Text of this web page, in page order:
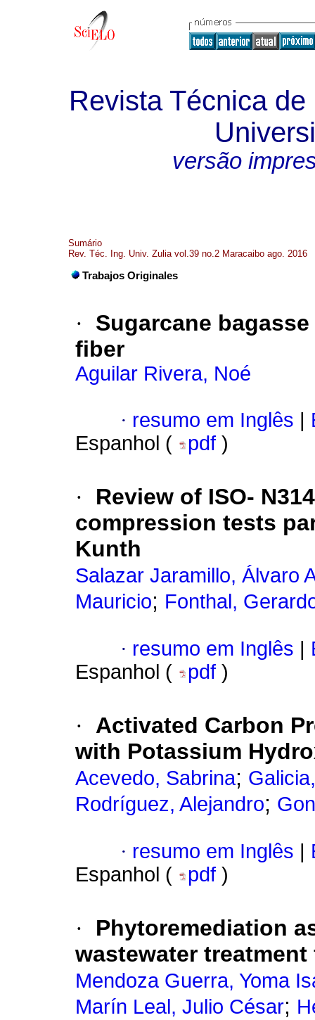
Revista Técnica
versão
Sumário
Rev. Téc. Ing. Univ. Zulia vol.39 no.2 Maracaibo ago. 2016
Trabajos Originales
·
Sugarcane
fiber
Aguilar Rivera, Noé
· resumo em Inglês
Espanhol (
pdf )
·
Review of ISO-
compression tests
Kunth
Salazar Jaramillo, Álvaro
Mauricio; Fonthal,
· resumo em Inglês
Espanhol (
pdf )
·
Activated Carbon
with Potassium
Acevedo, Sabrina;
Rodríguez, Alejandro;
· resumo em Inglês
Espanhol (
pdf )
·
Phytoremediation
wastewater
Mendoza Guerra, Yoma
Marín Leal, Julio César;